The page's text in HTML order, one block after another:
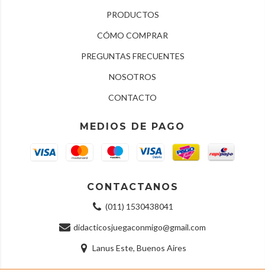
PRODUCTOS
CÓMO COMPRAR
PREGUNTAS FRECUENTES
NOSOTROS
CONTACTO
MEDIOS DE PAGO
CONTACTANOS
(011) 1530438041
didacticosjuegaconmigo@gmail.com
Lanus Este, Buenos Aires